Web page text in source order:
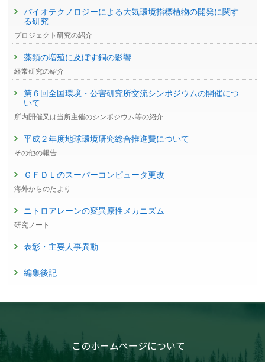
バイオテクノロジーによる大気環境指標植物の開発に関す
る研究
プロジェクト研究の紹介
藻類の増殖に及ぼす銅の影響
経常研究の紹介
第６回全国環境・公害研究所交流シンポジウムの開催につ
いて
所内開催又は当所主催のシンポジウム等の紹介
平成２年度地球環境研究総合推進費について
その他の報告
ＧＦＤＬのスーパーコンピュータ更改
海外からのたより
ニトロアレーンの変異原性メカニズム
研究ノート
表彰・主要人事異動
編集後記
このホームページについて